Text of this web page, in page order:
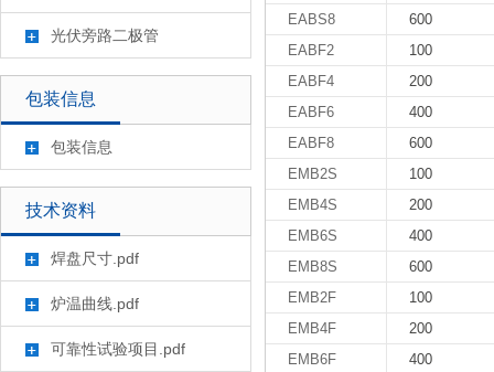
光伏旁路二极管
包装信息
包装信息
技术资料
焊盘尺寸.pdf
炉温曲线.pdf
可靠性试验项目.pdf
EABS8
EABF2
EABF4
EABF6
EABF8
EMB2S
EMB4S
EMB6S
EMB8S
EMB2F
EMB4F
EMB6F
600
100
200
400
600
100
200
400
600
100
200
400